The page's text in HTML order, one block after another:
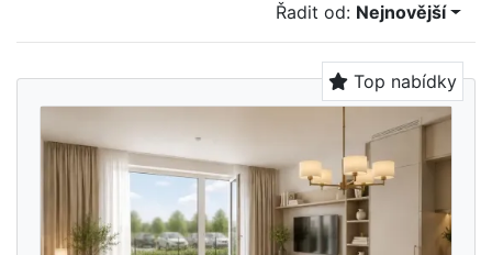
Řadit od: Nejnovější
Top nabídky